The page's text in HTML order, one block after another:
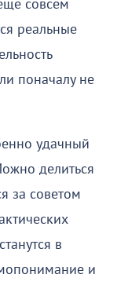
совсем
реальные
поначалу не
удачный
делиться
за советом
в
и